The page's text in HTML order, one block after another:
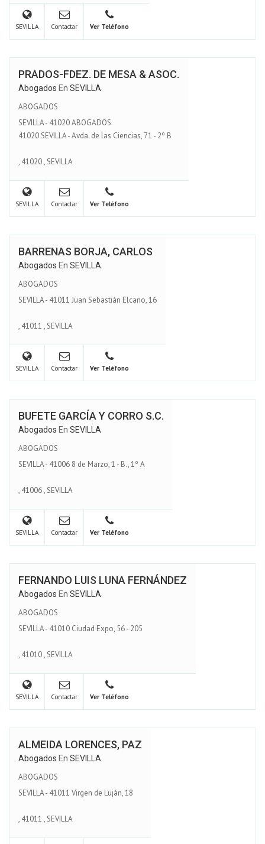
SEVILLA Contactar Ver Teléfono
PRADOS-FDEZ. DE MESA & ASOC.
Abogados En SEVILLA
ABOGADOS
SEVILLA - 41020 ABOGADOS
41020 SEVILLA - Avda. de las Ciencias, 71 - 2º B
, 41020,SEVILLA
SEVILLA Contactar Ver Teléfono
BARRENAS BORJA, CARLOS
Abogados En SEVILLA
ABOGADOS
SEVILLA - 41011 Juan Sebastián Elcano, 16
, 41011 ,SEVILLA
SEVILLA Contactar Ver Teléfono
BUFETE GARCÍA Y CORRO S.C.
Abogados En SEVILLA
ABOGADOS
SEVILLA - 41006 8 de Marzo, 1 - B., 1º A
, 41006,SEVILLA
SEVILLA Contactar Ver Teléfono
FERNANDO LUIS LUNA FERNÁNDEZ
Abogados En SEVILLA
ABOGADOS
SEVILLA - 41010 Ciudad Expo, 56 - 205
, 41010,SEVILLA
SEVILLA Contactar Ver Teléfono
ALMEIDA LORENCES, PAZ
Abogados En SEVILLA
ABOGADOS
SEVILLA - 41011 Virgen de Luján, 18
, 41011 ,SEVILLA